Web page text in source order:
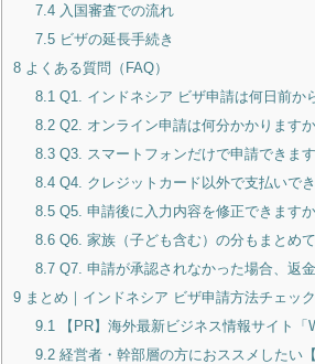
7.4入国審査での流れ
7.5ビザの延長手続き
8 よくある質問（FAQ）
8.1 Q1. インドネシア ビザ申請は何日前か
8.2Q2. オンライン申請は何分かかります
8.3Q3. スマートフォンだけで申請できま
8.4Q4. クレジットカード以外で支払いで
8.5Q5. 申請後に入力内容を修正できます
8.6Q6. 家族（子ども含む）の分もまとめ
8.7Q7. 申請が承認されなかった場合、返
9 まとめ｜インドネシア ビザ申請方法チェッ
9.1
【PR】海外最新ビジネス情報サイト「
9.2経営者・幹部層の方におススメしたい